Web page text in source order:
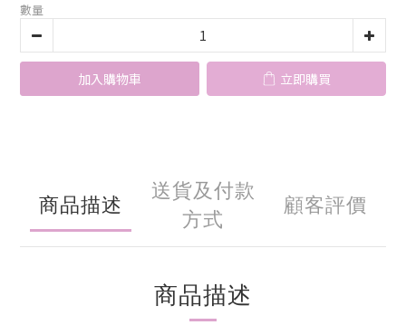
數量
加入購物車 立即購買
商品描述
送貨及付款
方式
顧客評價
商品描述